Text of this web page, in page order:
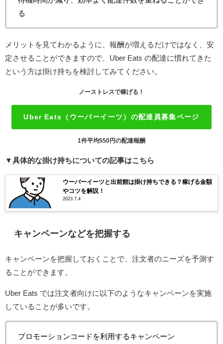
る
メリットを見てわかるように、報酬が増えるだけではなく、安
定させることができますので、Uber Eats の配達に慣れてきた
という方は掛け持ちを検討してみてください。
ノーストレスで稼げる！
Uber Eats（ウーバーイーツ）の配達員募集ページ
1件平均550円の配達報酬
▼ 具体的な掛け持ちについての記事はこちら
ウーバーイーツと出前館は掛け持ちできる？稼げる金額
やコツを解説！
2023.7.4
キャンペーンなどを把握する
キャンペーンを把握しておくことで、注文者のニーズを予測す
ることができます。
Uber Eats では注文者向けに以下のようなキャンペーンを実施
していることが多いです。
プロモーションコードを利用するキャンペーン